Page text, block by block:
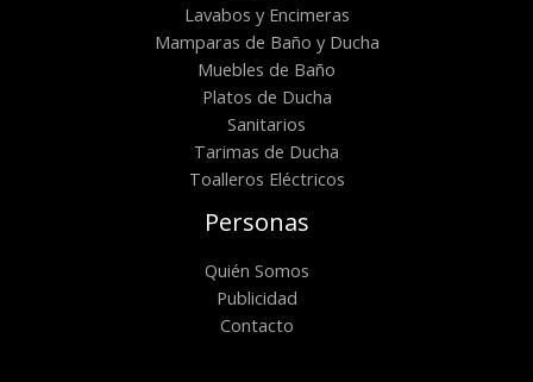
Lavabos y Encimeras
Mamparas de Baño y Ducha
Muebles de Baño
Platos de Ducha
Sanitarios
Tarimas de Ducha
Toalleros Eléctricos
Personas
Quién Somos
Publicidad
Contacto